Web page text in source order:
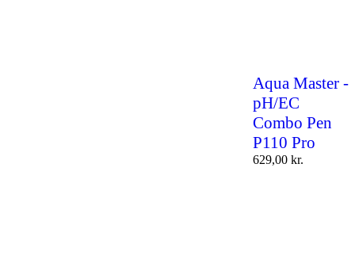
Aqua Master -
pH/EC
Combo Pen
P110 Pro
629,00 kr.